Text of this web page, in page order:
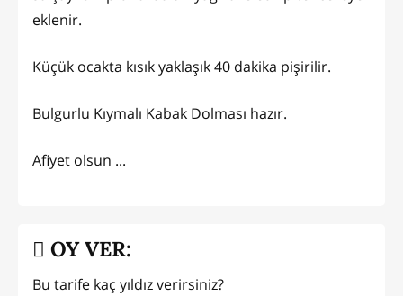
eklenir.
Küçük ocakta kısık yaklaşık 40 dakika pişirilir.
Bulgurlu Kıymalı Kabak Dolması hazır.
Afiyet olsun ...
OY VER:
Bu tarife kaç yıldız verirsiniz?